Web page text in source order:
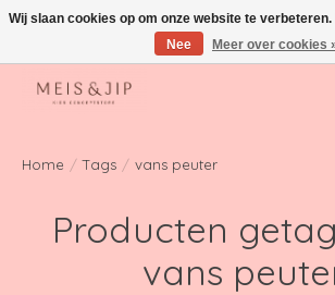
Gratis verzending in NL vanaf €150
Home / Tags / vans peuter
Producten
vans
Wij slaan cookies op om onze website te
Nee
Meer over cookies